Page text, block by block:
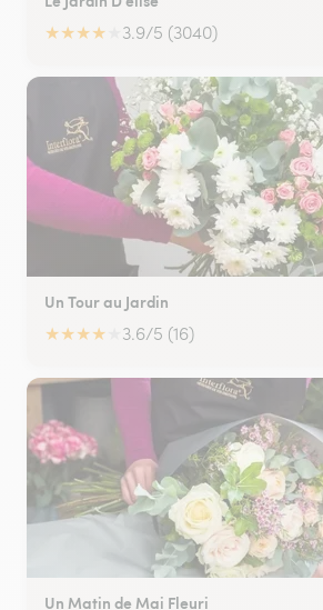
★★★★ 3.9/5 (3040)
Un Tour au Jardin
★★★★ 3.6/5 (16)
Un Matin de Mai Fleuri